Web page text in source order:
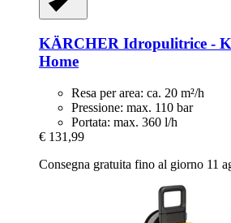
KÄRCHER Idropulitrice -​
Home
Resa per area: ca. 20 m²/h
Pressione: max. 110 bar
Portata: max. 360 l/h
€ 131,99
Consegna gratuita fino al giorno 11